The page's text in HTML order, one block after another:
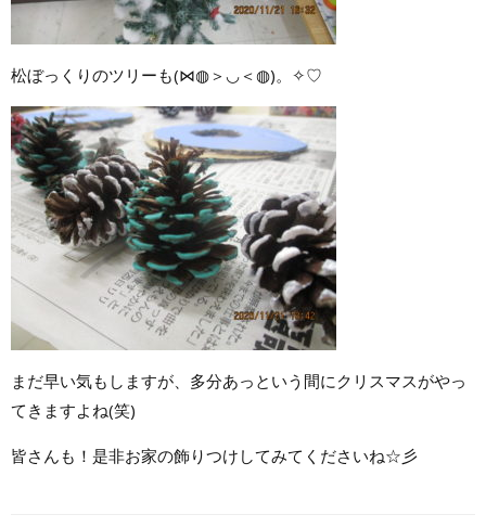
松ぼっくりのツリーも(⋈◍＞◡＜◍)。✧♡
まだ早い気もしますが、多分あっという間にクリスマスがやっ
てきますよね(笑)
皆さんも！是非お家の飾りつけしてみてくださいね☆彡